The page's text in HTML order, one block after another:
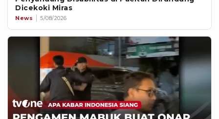
Dicekoki Miras
News 5/08/2026